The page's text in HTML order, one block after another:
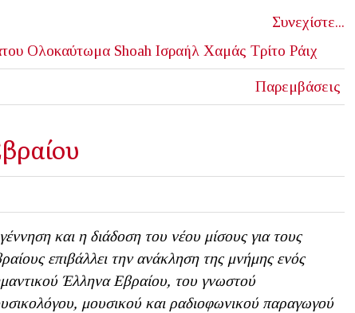
Συνεχίστε...
Ολοκαύτωμα Shoah Ισραήλ Χαμάς Τρίτο Ράιχ
Παρεμβάσεις
και η διάδοση του νέου μίσους για τους
επιβάλλει την ανάκληση της μνήμης ενός
Έλληνα Εβραίου, του γνωστού
μουσικού και ραδιοφωνικού παραγωγού